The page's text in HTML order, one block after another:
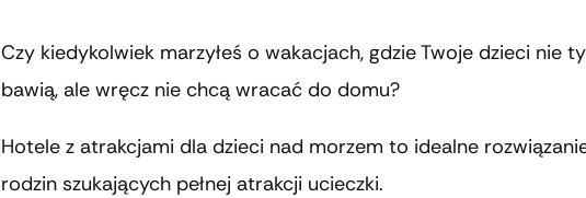
Czy kiedykolwiek marzyłeś o wakacjach, gdzie Twoje dzieci nie
bawią, ale wręcz nie chcą wracać do domu?
Hotele z atrakcjami dla dzieci nad morzem to idealne
rodzin szukających pełnej atrakcji ucieczki.